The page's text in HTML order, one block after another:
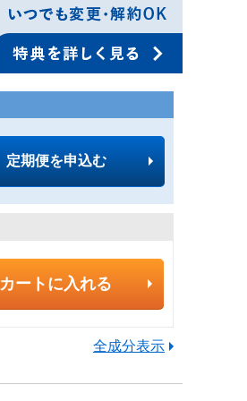
定期便を申込む
カートに入れる
全成分表示